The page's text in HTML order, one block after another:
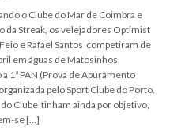
o Clube do Mar de Coimbra e
da Streak, os velejadores Optimist
e Rafael Santos competiram de
em águas de Matosinhos,
1ª PAN (Prova de Apuramento
pelo Sport Clube do Porto.
do Clube tinham ainda por objetivo,
se […]